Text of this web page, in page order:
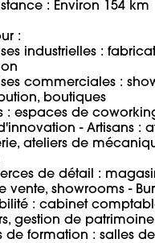
: Environ 154 km
:
industrielles :
commerciales :
boutiques
: espaces de
- Artisans :
ateliers de
de détail :
vente, showrooms -
: cabinet
gestion de patrimoine
de formation : salles